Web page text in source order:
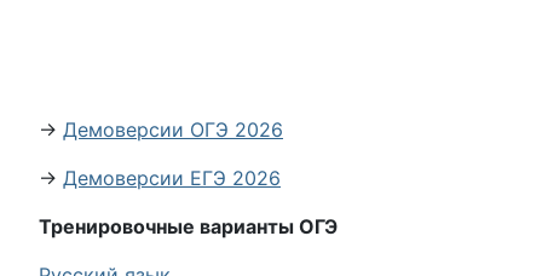
→ Демоверсии ОГЭ 2026
→ Демоверсии ЕГЭ 2026
Тренировочные варианты ОГЭ